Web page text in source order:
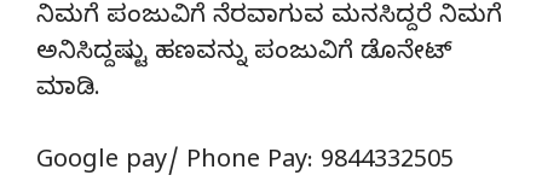
ನಿಮಗೆ ಪಂಜುವಿಗೆ ನೆರವಾಗುವ ಮನಸಿದ್ದರೆ ನಿಮಗೆ
ಅನಿಸಿದ್ದಷ್ಟು ಹಣವನ್ನು ಪಂಜುವಿಗೆ ಡೊನೇಟ್‌
ಮಾಡಿ.
Google pay/ Phone Pay: 9844332505